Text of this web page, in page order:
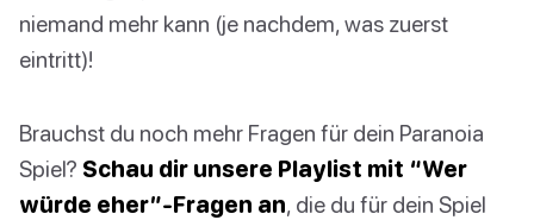
niemand mehr kann (je nachdem, was zuerst
eintritt)!
Brauchst du noch mehr Fragen für dein Paranoia
Spiel? Schau dir unsere Playlist mit “Wer
würde eher”-Fragen an, die du für dein Spiel